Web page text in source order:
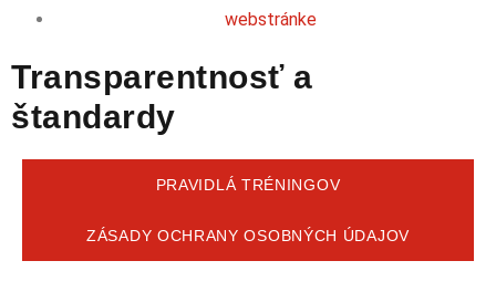
webstránke
Transparentnosť a
štandardy
PRAVIDLÁ TRÉNINGOV
ZÁSADY OCHRANY OSOBNÝCH ÚDAJOV